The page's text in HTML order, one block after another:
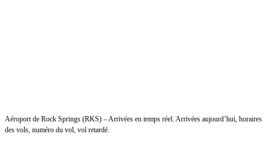
Aéroport de Rock Springs (RKS) – Arrivées en temps réel. Arrivées aujourd’hui, horaires
des vols, numéro du vol, vol retardé.